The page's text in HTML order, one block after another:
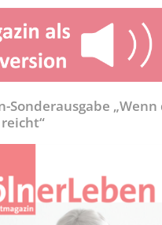
Sonderausgabe „Wenn